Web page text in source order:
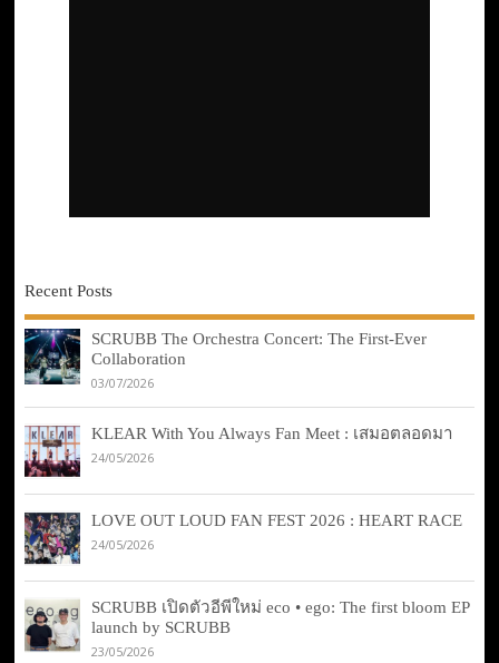
Recent Posts
SCRUBB The Orchestra Concert: The First-Ever
Collaboration
03/07/2026
KLEAR With You Always Fan Meet : เสมอตลอดมา
24/05/2026
LOVE OUT LOUD FAN FEST 2026 : HEART RACE
24/05/2026
SCRUBB เปิดตัวอีพีใหม่ eco • ego: The first bloom EP
launch by SCRUBB
23/05/2026